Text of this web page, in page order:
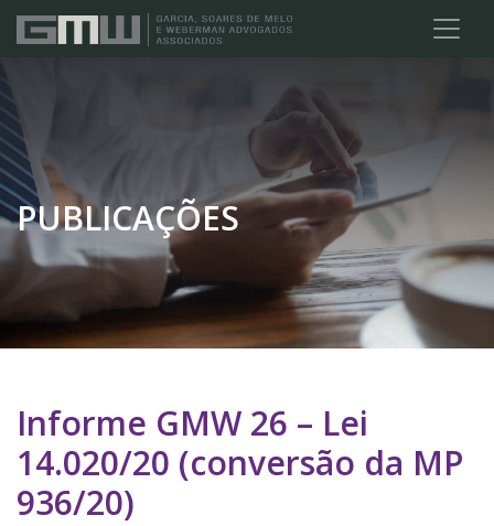
PUBLICAÇÕES
Informe GMW 26 – Lei
14.020/20 (conversão da MP
936/20)